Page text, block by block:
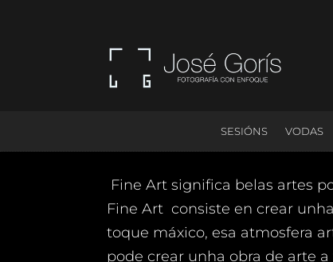
SESIÓNS VODAS
Fine Art significa belas artes
Fine Art consiste en crear
toque máxico, esa atmosfera
pode crear unha obra de arte